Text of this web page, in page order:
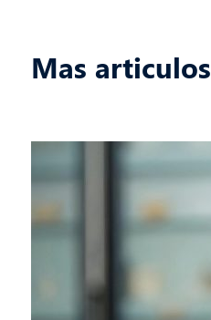
Mas articulos